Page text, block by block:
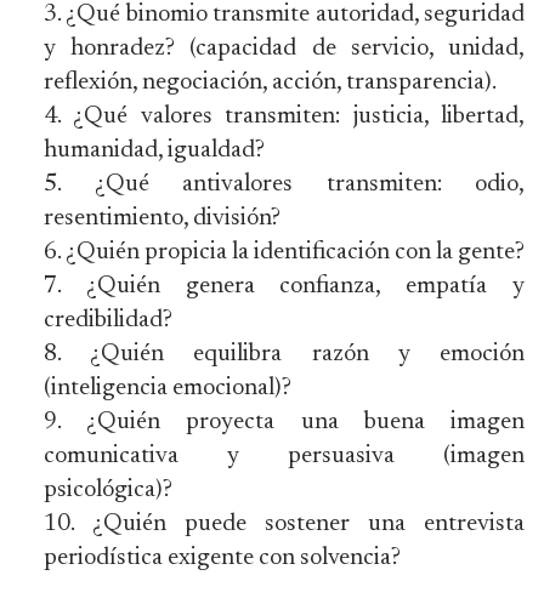
¿Qué binomio transmite autoridad, seguridad
y honradez? (capacidad de servicio, unidad,
reflexión, negociación, acción, transparencia).
¿Qué valores transmiten: justicia, libertad,
humanidad, igualdad?
¿Qué antivalores transmiten: odio,
resentimiento, división?
¿Quién propicia la identificación con la gente?
¿Quién genera confianza, empatía y
credibilidad?
¿Quién equilibra razón y emoción
(inteligencia emocional)?
¿Quién proyecta una buena imagen
comunicativa y persuasiva (imagen
psicológica)?
¿Quién puede sostener una entrevista
periodística exigente con solvencia?